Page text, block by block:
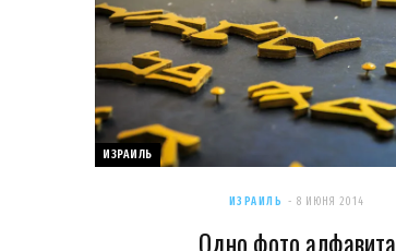
ИЗРАИЛЬ
ИЗРАИЛЬ 8 ИЮНЯ 2014
Одно фото алфавита